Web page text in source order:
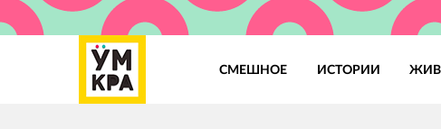
СМЕШНОЕ ИСТОРИИ